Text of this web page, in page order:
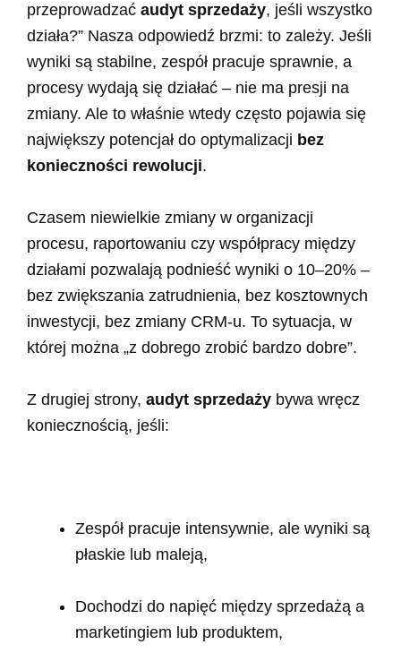
przeprowadzać audyt sprzedaży, jeśli wszystko
działa?” Nasza odpowiedź brzmi: to zależy. Jeśli
wyniki są stabilne, zespół pracuje sprawnie, a
procesy wydają się działać – nie ma presji na
zmiany. Ale to właśnie wtedy często pojawia się
największy potencjał do optymalizacji bez
konieczności rewolucji.
Czasem niewielkie zmiany w organizacji
procesu, raportowaniu czy współpracy między
działami pozwalają podnieść wyniki o 10–20% –
bez zwiększania zatrudnienia, bez kosztownych
inwestycji, bez zmiany CRM-u. To sytuacja, w
której można „z dobrego zrobić bardzo dobre”.
Z drugiej strony, audyt sprzedaży bywa wręcz
koniecznością, jeśli:
Zespół pracuje intensywnie, ale wyniki są
płaskie lub maleją,
Dochodzi do napięć między sprzedażą a
marketingiem lub produktem,